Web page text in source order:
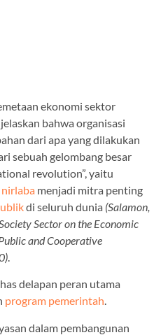
ekonomi sektor
bahwa organisasi
dari apa yang dilakukan
sebuah gelombang besar
revolution”, yaitu
nirlaba menjadi mitra penting
di seluruh dunia (Salamon,
Sector on the Economic
and Cooperative
delapan peran utama
program pemerintah.
dalam pembangunan